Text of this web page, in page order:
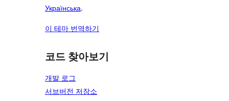
Українська.
이 테마 번역하기
코드 찾아보기
개발 로그
서브버전 저장소